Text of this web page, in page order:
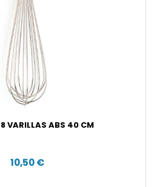
VARILLAS ABS 40 CM
10,50 €